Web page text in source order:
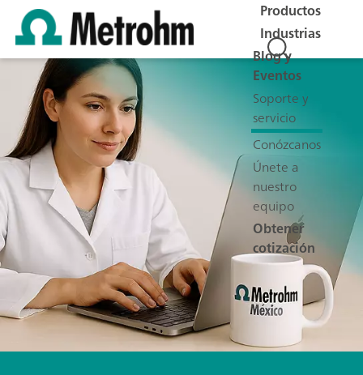
Productos
Industrias
Blog y
Eventos
Soporte y
servicio
Conózcanos
Únete a
nuestro
equipo
Obtener
cotización